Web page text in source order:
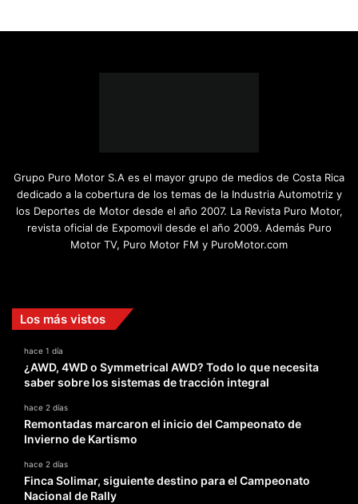
Grupo Puro Motor S.A es el mayor grupo de medios de Costa Rica
dedicado a la cobertura de los temas de la Industria Automotriz y
los Deportes de Motor desde el año 2007. La Revista Puro Motor,
revista oficial de Expomovil desde el año 2009. Además Puro
Motor TV, Puro Motor FM y PuroMotor.com
Los más vistos
hace 1 día
¿AWD, 4WD o Symmetrical AWD? Todo lo que necesita
saber sobre los sistemas de tracción integral
hace 2 días
Remontadas marcaron el inicio del Campeonato de
Invierno de Kartismo
hace 2 días
Finca Solimar, siguiente destino para el Campeonato
Nacional de Rally